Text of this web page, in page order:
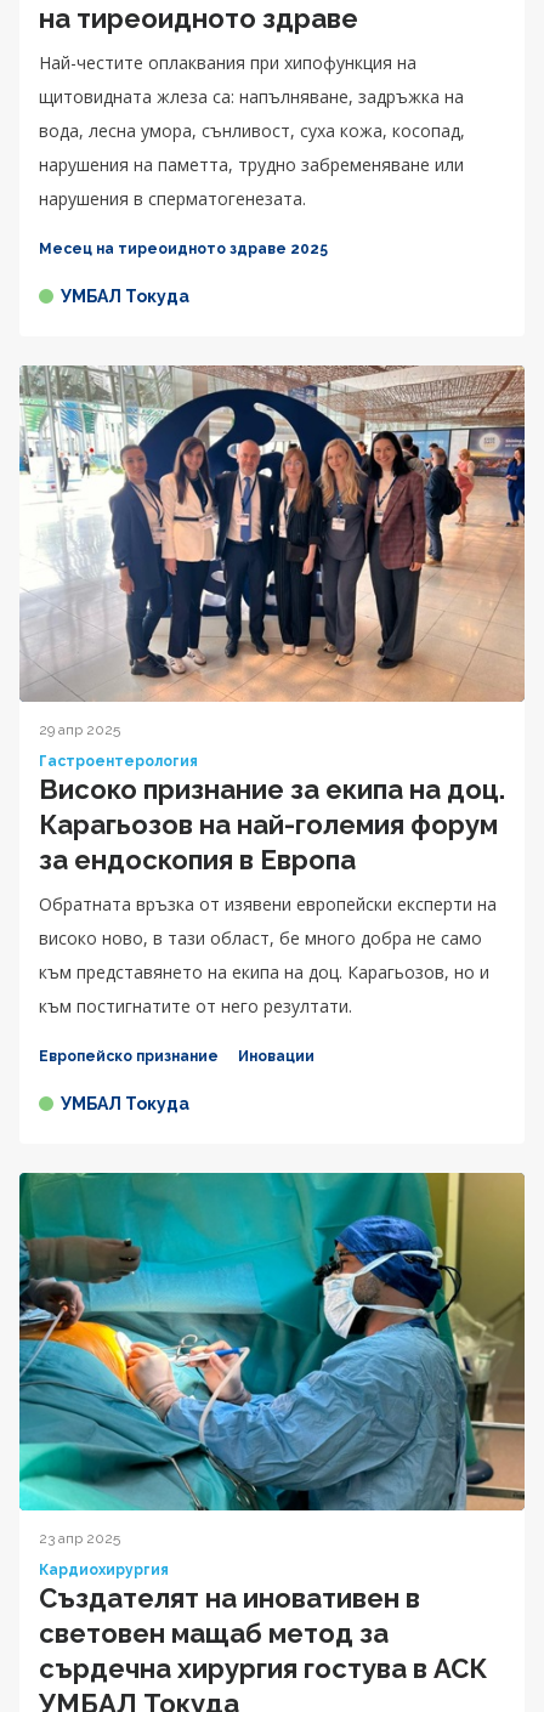
на тиреоидното здраве
Най-честите оплаквания при хипофункция на
щитовидната жлеза са: напълняване, задръжка на
вода, лесна умора, сънливост, суха кожа, косопад,
нарушения на паметта, трудно забременяване или
нарушения в сперматогенезата.
Месец на тиреоидното здраве 2025
УМБАЛ Токуда
29 апр 2025
Гастроентерология
Високо признание за екипа на доц.
Карагьозов на най-големия форум
за ендоскопия в Европа
Обратната връзка от изявени европейски експерти на
високо ново, в тази област, бе много добра не само
към представянето на екипа на доц. Карагьозов, но и
към постигнатите от него резултати.
Европейско признание Иновации
УМБАЛ Токуда
23 апр 2025
Кардиохирургия
Създателят на иновативен в
световен мащаб метод за
сърдечна хирургия гостува в АСК
УМБАЛ Токуда